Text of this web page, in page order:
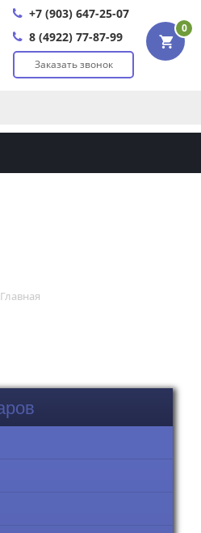
+7 (903) 647-25-07
8 (4922) 77-87-99
Заказать звонок
0
Главная